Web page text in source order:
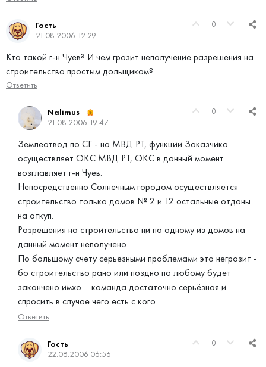
0
Гость
21.08.2006 12:29
Кто такой г-н Чуев? И чем грозит неполучение разрешения на
строительство простым дольщикам?
Ответить
0
Nalimus
21.08.2006 19:47
Землеотвод по СГ - на МВД РТ, функции Заказчика
осуществляет ОКС МВД РТ, ОКС в данный момент
возглавляет г-н Чуев.
Непосредственно Солнечным городом осуществляется
строительство только домов № 2 и 12 остальные отданы
на откуп.
Разрешения на строительство ни по одному из домов на
данный момент неполучено.
По большому счёту серьёзными проблемами это негрозит -
бо строительство рано или поздно по любому будет
закончено имхо ... команда достаточно серьёзная и
спросить в случае чего есть с кого.
Ответить
0
Гость
22.08.2006 06:56